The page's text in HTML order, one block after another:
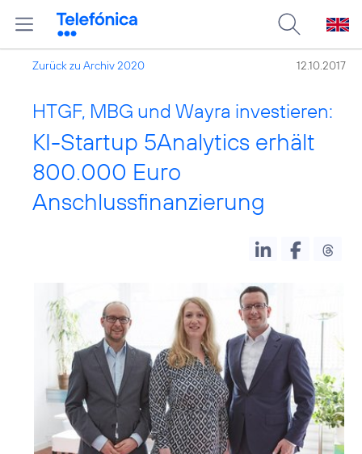
Zurück zu Archiv 2020 12.10.2017
HTGF, MBG und Wayra investieren:
KI-Startup 5Analytics erhält
800.000 Euro
Anschlussfinanzierung